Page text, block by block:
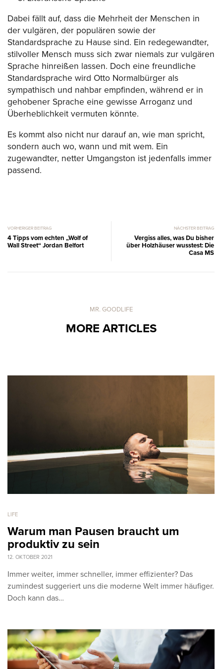
Dabei fällt auf, dass die Mehrheit der Menschen in
der vulgären, der populären sowie der
Standardsprache zu Hause sind. Ein redegewandter,
stilvoller Mensch muss sich zwar niemals zur vulgären
Sprache hinreißen lassen. Doch eine freundliche
Standardsprache wird Otto Normalbürger als
sympathisch und nahbar empfinden, während er in
gehobener Sprache eine gewisse Arroganz und
Überheblichkeit vermuten könnte.
Es kommt also nicht nur darauf an, wie man spricht,
sondern auch wo, wann und mit wem. Ein
zugewandter, netter Umgangston ist jedenfalls immer
passend.
VORHERIGER BEITRAG
4 Tipps vom echten „Wolf of
Wall Street“ Jordan Belfort
NÄCHSTER BEITRAG
Vergiss alles, was Du bisher
über Holzhäuser wusstest: Die
Casa MS
MR. GOODLIFE
MORE ARTICLES
LIFE
Warum man Pausen braucht um
produktiv zu sein
12. OKTOBER 2021
Immer weiter, immer schneller, immer effizienter? Das
zumindest suggeriert uns die moderne Welt immer häufiger.
Doch kann das…